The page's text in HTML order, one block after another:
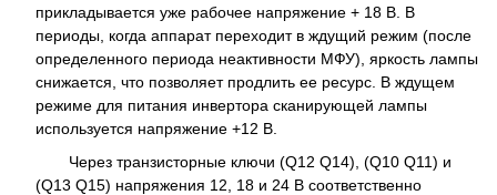
прикладывается уже рабочее напряжение + 18 В. В
периоды, когда аппарат переходит в ждущий режим (после
определенного периода неактивности МФУ), яркость лампы
снижается, что позволяет продлить ее ресурс. В ждущем
режиме для питания инвертора сканирующей лампы
используется напряжение +12 В.
Через транзисторные ключи (Q12 Q14), (Q10 Q11) и
(Q13 Q15) напряжения 12, 18 и 24 В соответственно